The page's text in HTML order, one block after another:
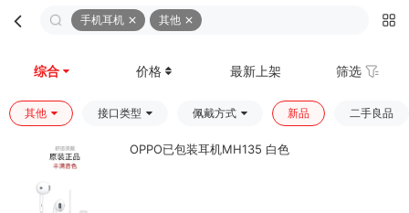
手机耳机 其他
综合 价格 最新上架 筛选
其他 接口类型 佩戴方式 新品 二手良品
OPPO已包装耳机MH135 白色